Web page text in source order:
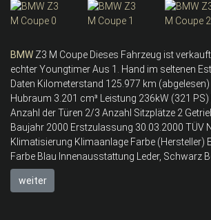
BMW Z3 M Coupe Dieses Fahrzeug ist
echter Youngtimer Aus 1. Hand im seltenen
Daten Kilometerstand 125.977 km
Hubraum 3.201 cm³ Leistung 236kW (321
Anzahl der Türen 2/3 Anzahl Sitzplätze 2
Baujahr 2000 Erstzulassung 30.03.2000 TÜV
Klimatisierung Klimaanlage Farbe (Hersteller)
Farbe Blau Innenausstattung Leder, Schwarz
weiter